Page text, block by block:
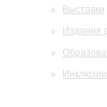
Выставки
Издания